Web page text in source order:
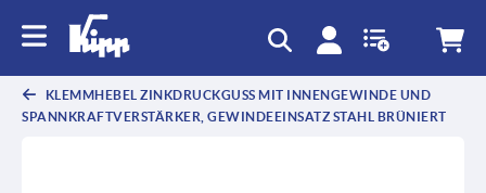
KLEMMHEBEL ZINKDRUCKGUSS MIT INNENGEWINDE UND
SPANNKRAFTVERSTÄRKER, GEWINDEEINSATZ STAHL BRÜNIERT